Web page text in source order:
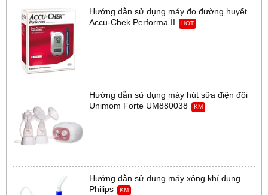
Hướng dẫn sử dụng máy đo đường huyết
Accu-Chek Performa II
HOT
Hướng dẫn sử dụng máy hút sữa điện đôi
Unimom Forte UM880038
KM
Hướng dẫn sử dụng máy xông khí dung
Philips
KM